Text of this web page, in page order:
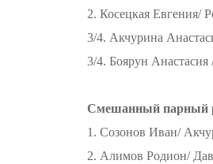
2. Косецкая Евгения/
3/4. Акчурина
3/4. Боярун
Смешанный парный
1. Созонов Иван/
2. Алимов Родион/